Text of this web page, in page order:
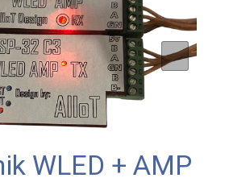
WLED + AMP